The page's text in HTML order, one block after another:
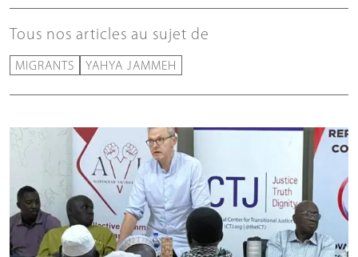
Tous nos articles au sujet de
MIGRANTS YAHYA JAMMEH